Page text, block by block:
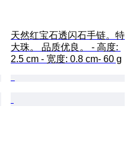
天然红宝石透闪石手链。特
大珠。 品质优良。 - 高度:
2.5 cm - 宽度: 0.8 cm- 60 g